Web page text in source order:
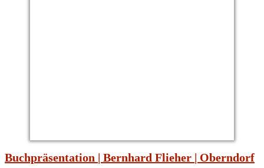
Buchpräsentation | Bernhard Flieher | Oberndorf